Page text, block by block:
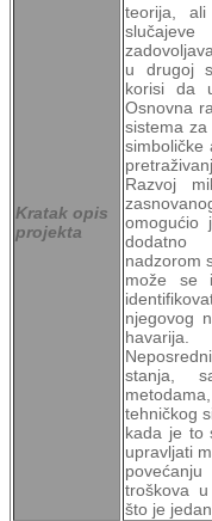
Kratak opis
projekta
teorija,
u drugoj
korisi da
Osnovna
sistema
simboličke
Razvoj
omogućio
dodatno
nadzorom
može se
njegovog
havarija.
stanja,
tehničkog
kada je to
upravljati
troškova
što je